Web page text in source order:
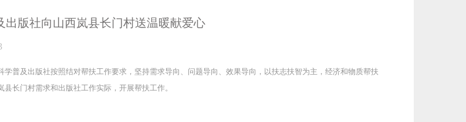
出版社向山西岚县长门村送温暖献爱心
学普及出版社按照结对帮扶工作要求，坚持需求导向、问题导向、效果导向，以扶志扶智为主，经济和物质帮扶
县长门村需求和出版社工作实际，开展帮扶工作。